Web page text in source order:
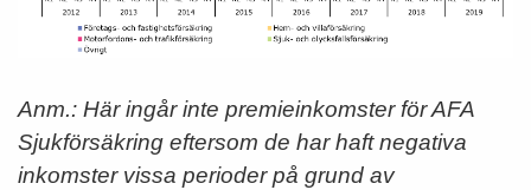
Anm.: Här ingår inte premieinkomster för AFA
Sjukförsäkring eftersom de har haft negativa
inkomster vissa perioder på grund av